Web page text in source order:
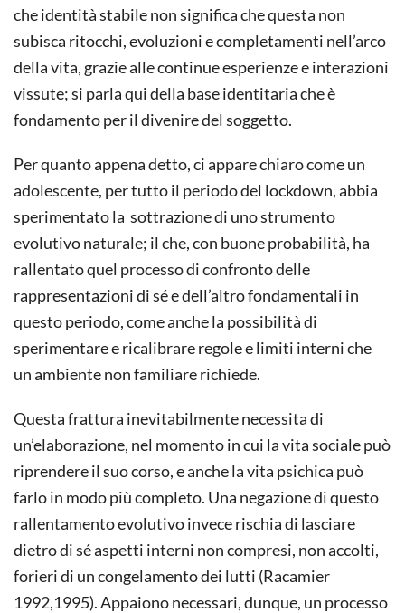
che identità stabile non significa che questa non
subisca ritocchi, evoluzioni e completamenti nell’arco
della vita, grazie alle continue esperienze e interazioni
vissute; si parla qui della base identitaria che è
fondamento per il divenire del soggetto.
Per quanto appena detto, ci appare chiaro come un
adolescente, per tutto il periodo del lockdown, abbia
sperimentato la sottrazione di uno strumento
evolutivo naturale; il che, con buone probabilità, ha
rallentato quel processo di confronto delle
rappresentazioni di sé e dell’altro fondamentali in
questo periodo, come anche la possibilità di
sperimentare e ricalibrare regole e limiti interni che
un ambiente non familiare richiede.
Questa frattura inevitabilmente necessita di
un’elaborazione, nel momento in cui la vita sociale può
riprendere il suo corso, e anche la vita psichica può
farlo in modo più completo. Una negazione di questo
rallentamento evolutivo invece rischia di lasciare
dietro di sé aspetti interni non compresi, non accolti,
forieri di un congelamento dei lutti (Racamier
1992,1995). Appaiono necessari, dunque, un processo